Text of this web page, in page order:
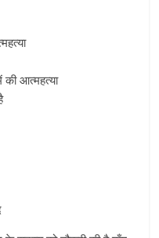
की आत्महत्या